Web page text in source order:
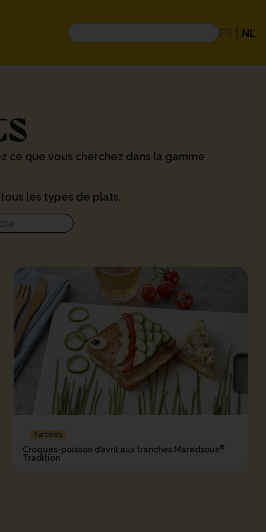
FR NL
ce que vous cherchez dans la gamme
les types de plats.
Tartines
Croques-poisson d’avril aux tranches Maredsous®
Tradition